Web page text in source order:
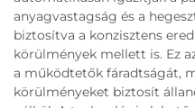
anyagvastagság és a
biztosítva a konzisztens
körülmények mellett is. Ez
a működtetők fáradtságát,
körülményeket biztosít